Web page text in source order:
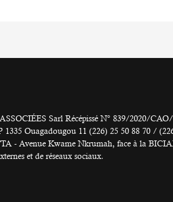
Sarl Récépissé N° 839/2020/
Ouagadougou 11 (226) 25 50 88 70 /
- Avenue Kwame Nkrumah, face à la
et de réseaux sociaux.